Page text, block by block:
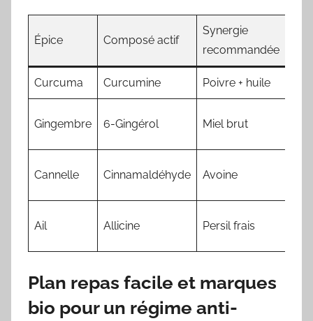
Épice Composé actif
Synergie
recommandée
Curcuma Curcumine Poivre + huile
Gingembre 6-Gingérol Miel brut
Cannelle Cinnamaldéhyde Avoine
Ail Allicine Persil frais
Plan repas facile et marques
bio pour un régime anti-